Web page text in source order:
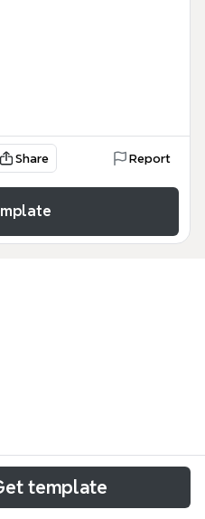
Share Report
トは、フィリピン人講師
マーケティングミックス
template